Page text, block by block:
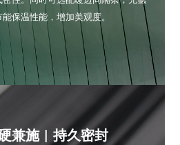
保温性能，增加美观度。
兼施 | 持久密封